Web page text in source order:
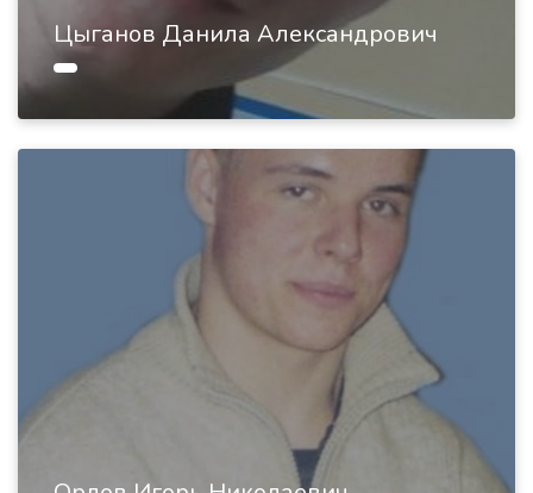
Цыганов Данила Александрович